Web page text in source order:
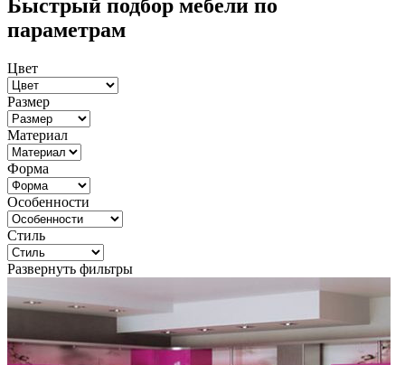
Быстрый подбор мебели по
параметрам
Цвет
Размер
Материал
Форма
Особенности
Стиль
Развернуть фильтры